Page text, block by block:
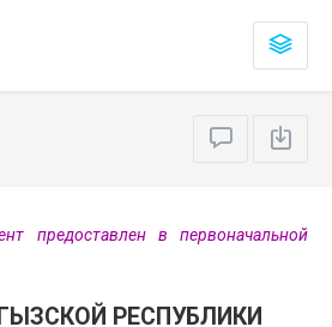
предоставлен в первоначальной
РЕСПУБЛИКИ